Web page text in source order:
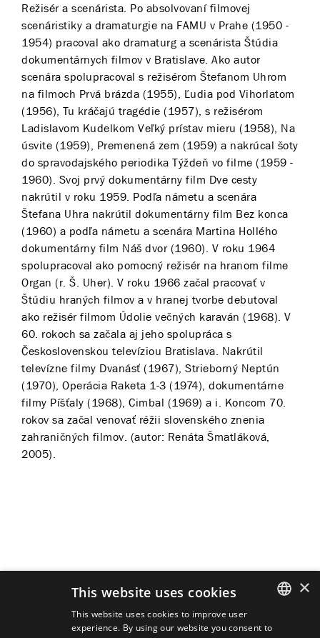
Režisér a scenárista. Po absolvovaní filmovej
scenáristiky a dramaturgie na FAMU v Prahe (1950 -
1954) pracoval ako dramaturg a scenárista Štúdia
dokumentárnych filmov v Bratislave. Ako autor
scenára spolupracoval s režisérom Štefanom Uhrom
na filmoch Prvá brázda (1955), Ľudia pod Vihorlatom
(1956), Tu kráčajú tragédie (1957), s režisérom
Ladislavom Kudelkom Veľký prístav mieru (1958), Na
úsvite (1959), Premenená zem (1959) a nakrúcal šoty
do spravodajského periodika Týždeň vo filme (1959 -
1960). Svoj prvý dokumentárny film Dve cesty
nakrútil v roku 1959. Podľa námetu a scenára
Štefana Uhra nakrútil dokumentárny film Bez konca
(1960) a podľa námetu a scenára Martina Hollého
dokumentárny film Náš dvor (1960). V roku 1964
spolupracoval ako pomocný režisér na hranom filme
Organ (r. Š. Uher). V roku 1966 začal pracovať v
Štúdiu hraných filmov a v hranej tvorbe debutoval
ako režisér filmom Údolie večných karaván (1968). V
60. rokoch sa začala aj jeho spolupráca s
Československou televíziou Bratislava. Nakrútil
televízne filmy Dvanásť (1967), Strieborný Neptún
(1970), Operácia Raketa 1-3 (1974), dokumentárne
filmy Píšťaly (1968), Cimbal (1969) a i. Koncom 70.
rokov sa začal venovať réžii slovenského znenia
zahraničných filmov. (autor: Renáta Šmatláková,
2005).
Predstavenia
SLOVAK
×
This website uses cookies
This website uses cookies to improve user
experience. By using our website you consent to